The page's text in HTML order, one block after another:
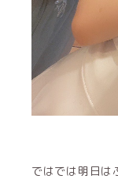
ではでは明日は